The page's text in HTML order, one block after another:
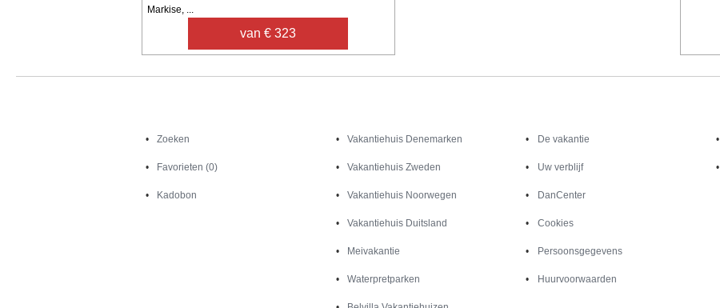
Markise, ...
van € 323
Zoeken
Favorieten (0)
Kadobon
Vakantiehuis Denemarken
Vakantiehuis Zweden
Vakantiehuis Noorwegen
Vakantiehuis Duitsland
Meivakantie
Waterpretparken
De vakantie
Uw verblijf
DanCenter
Cookies
Persoonsgegevens
Huurvoorwaarden